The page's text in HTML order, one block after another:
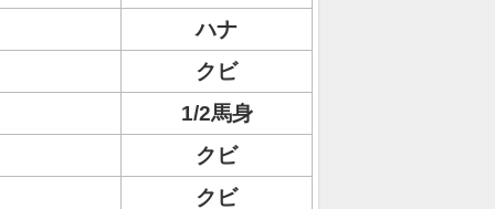
ハナ
クビ
1/2馬身
クビ
クビ